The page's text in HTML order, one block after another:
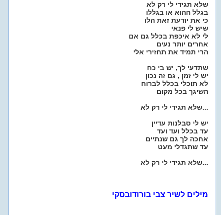
שלא תגידי לי רק לא
בגלל ההוא או בגללו
כי את יודעת זאת הלו
שיש לי פנאי
לי לא איכפת בכלל גם אם
אחרים יותר נעים
הרי תמיד את תחזירי אלי
שתדעי לך, יש בי כח
יש לי זמן , גם זה נכון
לא תוכלי בכלל לברוח
השיגך בכל מקום
שלא תגידי לי רק לא...
יש לי סבלנות עדיין
עד בכלל ועד ועד
אחכה לך גם שנתיים
עד שתגדלי מעט
שלא תגידי לי רק לא...
מילים לשיר צבי בורודובסקי